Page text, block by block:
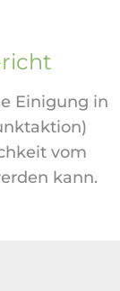
Einigung in
vom
kann.